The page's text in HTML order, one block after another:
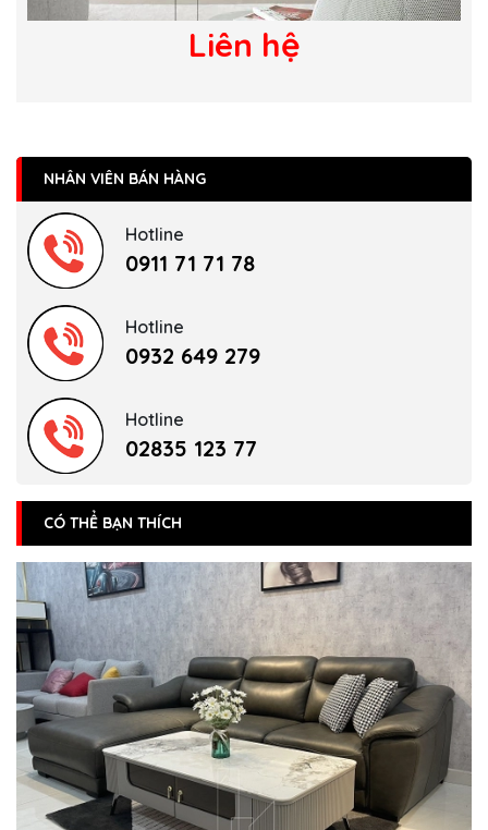
Liên hệ
NHÂN VIÊN BÁN HÀNG
Hotline
0911 71 71 78
Hotline
0932 649 279
Hotline
02835 123 77
CÓ THỂ BẠN THÍCH